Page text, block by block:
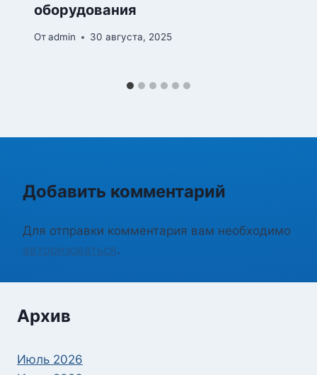
оборудования
Отadmin 30 августа, 2025
Добавить комментарий
Для отправки комментария вам необходимо
авторизоваться.
Архив
Июль 2026